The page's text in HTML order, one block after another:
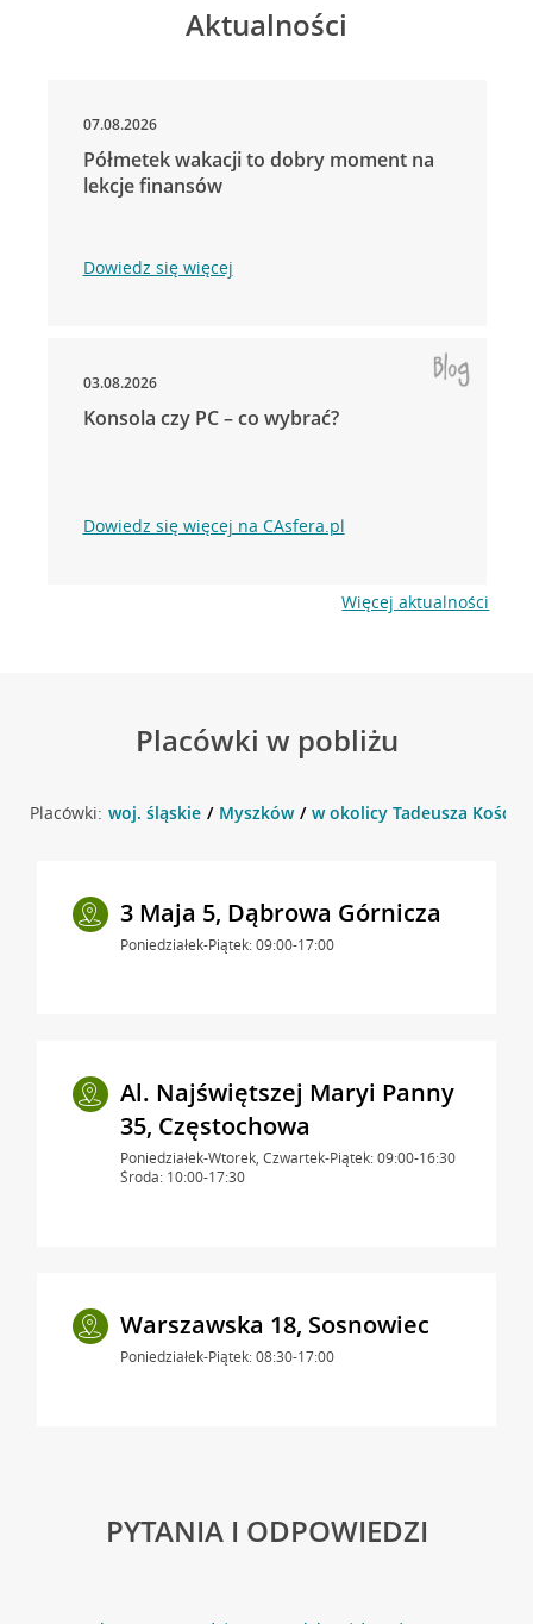
Aktualności
07.08.2026
Półmetek wakacji to dobry moment na
lekcje finansów
Dowiedz się więcej
03.08.2026
Konsola czy PC – co wybrać?
Dowiedz się więcej na CAsfera.pl
Więcej aktualności
Placówki w pobliżu
Placówki: woj. śląskie Myszków w okolicy Tadeusza
3 Maja 5, Dąbrowa Górnicza
Poniedziałek-Piątek: 09:00-17:00
Al. Najświętszej Maryi Panny
35, Częstochowa
Poniedziałek-Wtorek, Czwartek-Piątek: 09:00-16:30
Środa: 10:00-17:30
Warszawska 18, Sosnowiec
Poniedziałek-Piątek: 08:30-17:00
PYTANIA I ODPOWIEDZI